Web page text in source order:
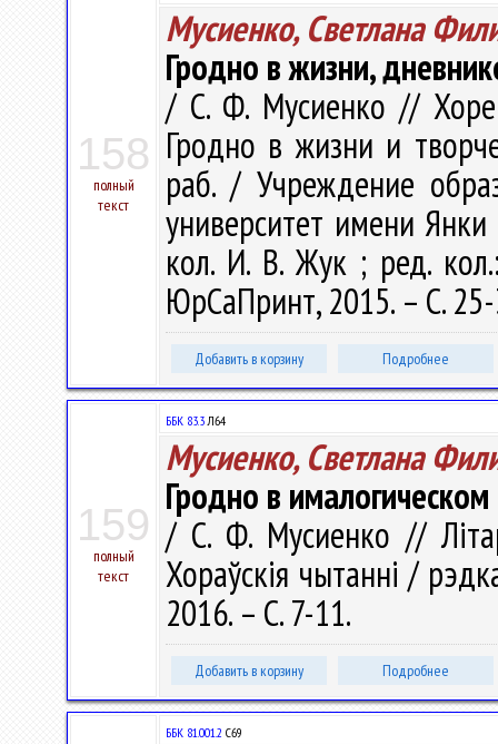
158
полный
текст
Мусиенко, Светлана
Гродно в жизни,
/ С. Ф. Мусиенко //
Гродно в жизни и
раб. / Учреждение
университет имени
кол. И. В. Жук ; ред.
ЮрСаПринт, 2015. – С.
Добавить в корзину Подробнее
159
полный
текст
ББК 83.3Л64
Мусиенко, Светлана
Гродно в
/ С. Ф. Мусиенко //
Хораўскія чытанні /
2016. – С. 7-11.
Добавить в корзину Подробнее
ББК 81.001.2 С69